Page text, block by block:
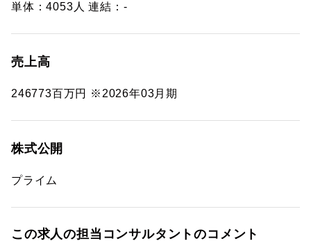
単体：4053人 連結：-
売上高
246773百万円 ※2026年03月期
株式公開
プライム
この求人の担当コンサルタントのコメント